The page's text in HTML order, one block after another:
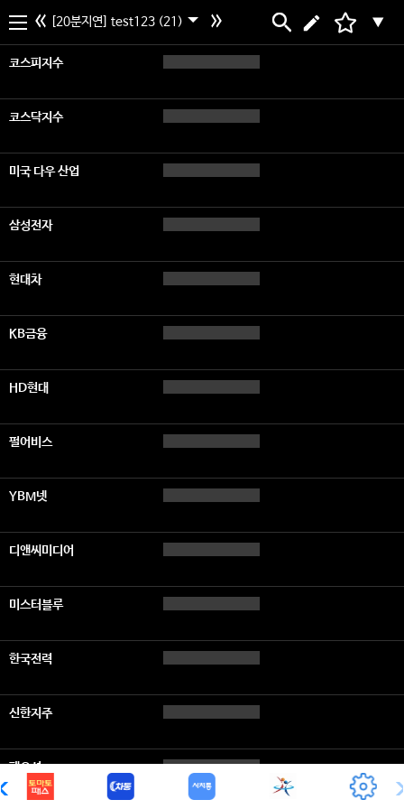
[20분지연] test123 (21) ▼
코스피지수
코스닥지수
미국 다우 산업
삼성전자
현대차
KB금융
HD현대
펄어비스
YBM넷
디앤씨미디어
미스터블루
한국전력
신한지주
팬오션